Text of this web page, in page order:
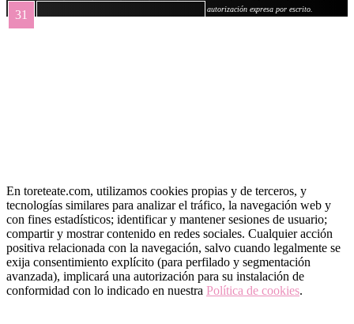
31
autorización expresa por escrito.
En toreteate.com, utilizamos cookies propias y de terceros, y
tecnologías similares para analizar el tráfico, la navegación web y
con fines estadísticos; identificar y mantener sesiones de usuario;
compartir y mostrar contenido en redes sociales. Cualquier acción
positiva relacionada con la navegación, salvo cuando legalmente se
exija consentimiento explícito (para perfilado y segmentación
avanzada), implicará una autorización para su instalación de
conformidad con lo indicado en nuestra Política de cookies.